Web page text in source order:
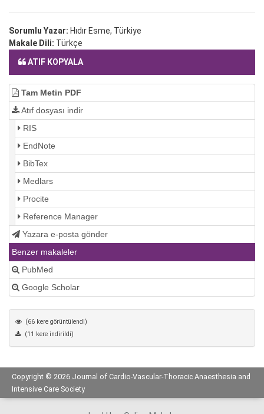
Sorumlu Yazar: Hıdır Esme, Türkiye
Makale Dili: Türkçe
ATIF KOPYALA
Tam Metin PDF
Atıf dosyası indir
RIS
EndNote
BibTex
Medlars
Procite
Reference Manager
Yazara e-posta gönder
Benzer makaleler
PubMed
Google Scholar
(66 kere görüntülendi)
(11 kere indirildi)
Copyright © 2026 Journal of Cardio-Vascular-Thoracic Anaesthesia and
Intensive Care Society